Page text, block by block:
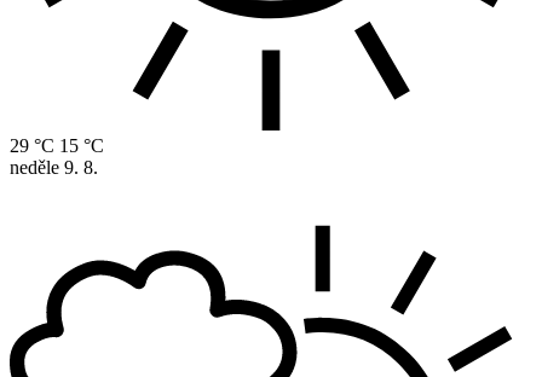
29 °C 15 °C
neděle 9. 8.